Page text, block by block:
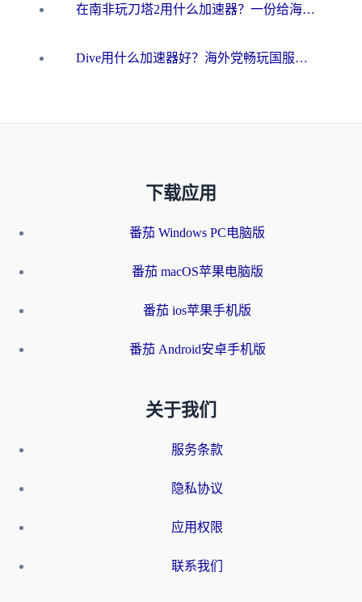
在南非玩刀塔2用什么加速器？一份给海外游子的终极生存指南
Dive用什么加速器好？海外党畅玩国服游戏的终极避坑指南
下载应用
番茄 Windows PC电脑版
番茄 macOS苹果电脑版
番茄 ios苹果手机版
番茄 Android安卓手机版
关于我们
服务条款
隐私协议
应用权限
联系我们